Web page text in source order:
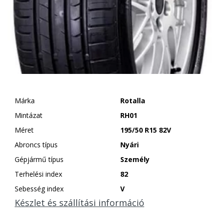
Márka
Rotalla
Mintázat
RH01
Méret
195/50 R15 82V
Abroncs típus
Nyári
Gépjármű típus
Személy
Terhelési index
82
Sebesség index
V
Készlet és szállítási információ